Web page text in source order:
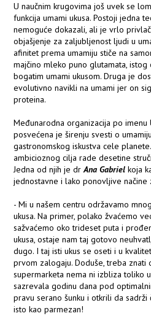
U naučnim krugovima još uvek se
funkcija umami ukusa. Postoji jedna
nemoguće dokazali, ali je vrlo
objašjenje za zaljubljenost ljudi u
afinitet prema umamiju stiče na
majčino mleko puno glutamata,
bogatim umami ukusom. Druga je
evolutivno navikli na umami jer on
proteina.
Međunarodna organizacija po
posvećena je širenju svesti o
gastronomskog iskustva cele
ambicioznog cilja rade desetine
Jedna od njih je drAna Gabriel koja
jednostavne i lako ponovljive načine
- Mi u našem centru održavamo
ukusa. Na primer, polako žvaćemo
sažvaćemo oko trideset puta i
ukusa, ostaje nam taj gotovo
dugo. I taj isti ukus se oseti i u
prvom zalogaju. Doduše, treba znati
supermarketa nema ni izbliza toliko
sazrevala godinu dana pod
pravu serano šunku i otkrili da
isto kao parmezan!